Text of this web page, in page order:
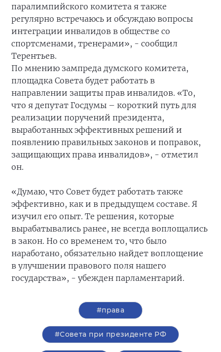
паралимпийского комитета я также
регулярно встречаюсь и обсуждаю вопросы
интеграции инвалидов в обществе со
спортсменами, тренерами», - сообщил
Терентьев.
По мнению зампреда думского комитета,
площадка Совета будет работать в
направлении защиты прав инвалидов. «То,
что я депутат Госдумы – короткий путь для
реализации поручений президента,
выработанных эффективных решений и
появлению правильных законов и поправок,
защищающих права инвалидов», - отметил
он.
«Думаю, что Совет будет работать также
эффективно, как и в предыдущем составе. Я
изучил его опыт. Те решения, которые
вырабатывались ранее, не всегда воплощались
в закон. Но со временем то, что было
наработано, обязательно найдет воплощение
в улучшении правового поля нашего
государства», - убежден парламентарий.
#права
#Совета при президенте РФ